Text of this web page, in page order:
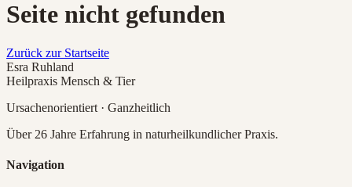
Seite nicht gefunden
Zurück zur Startseite
Esra Ruhland
Heilpraxis Mensch & Tier
Ursachenorientiert · Ganzheitlich
Über 26 Jahre Erfahrung in naturheilkundlicher Praxis.
Navigation